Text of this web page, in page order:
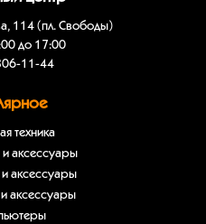
114 (пл. Свободы)
до 17:00
11-44
техника
и аксессуары
аксессуары
аксессуары